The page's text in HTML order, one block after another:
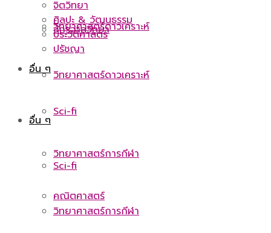
จักรวาลวิทยา
วิทยาศาสตร์ดาวเคราะห์
อื่น ๆ
Sci-fi
วิทยาศาสตร์การกีฬา
วิทยาศาสตร์ดาวเคราะห์
อื่น ๆ
Sci-fi
วิทยาศาสตร์การกีฬา
คณิตศาสตร์
จิตวิทยา
ศิลปะ & วัฒนธรรม
ประวัติศาสตร์
ปรัชญา